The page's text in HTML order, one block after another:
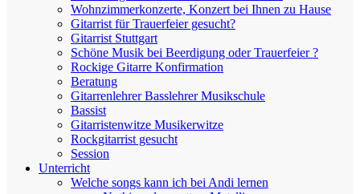
Wohnzimmerkonzerte, Konzert bei Ihnen zu Hause
Gitarrist für Trauerfeier gesucht?
Gitarrist Stuttgart
Schöne Musik bei Beerdigung oder Trauerfeier ?
Rockige Gitarre Konfirmation
Beratung
Gitarrenlehrer Basslehrer Musikschule
Bassist
Gitarristenwitze Musikerwitze
Rockgitarrist gesucht
Session
Unterricht
Welche songs kann ich bei Andi lernen